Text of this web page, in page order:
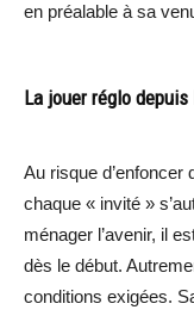
en préalable à sa
La jouer réglo depuis
Au risque
chaque « invité »
ménager l’avenir, il
dès le début.
conditions exigées.